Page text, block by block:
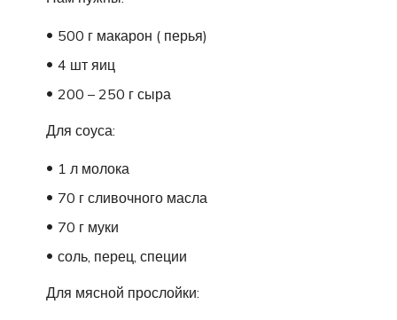
500 г макарон ( перья)
4 шт яиц
200 – 250 г сыра
Для соуса:
1 л молока
70 г сливочного масла
70 г муки
соль, перец, специи
Для мясной прослойки: